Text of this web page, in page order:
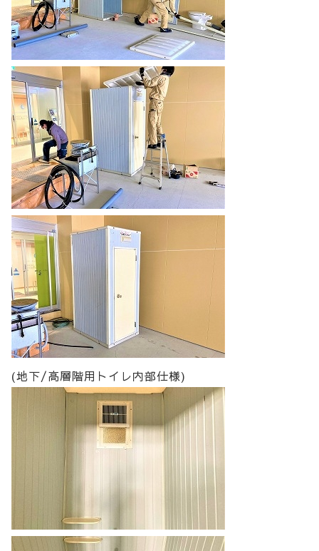
(地下/高層階用トイレ内部仕様)